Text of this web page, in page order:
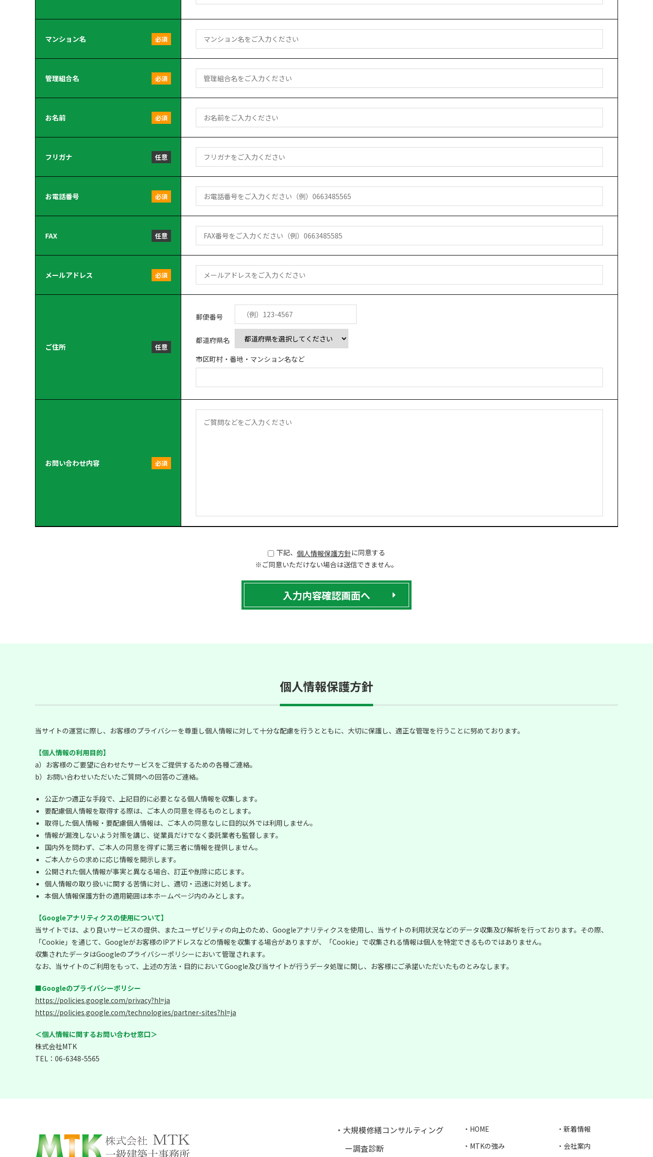
マンション名 必須
管理組合名 必須
お名前 必須
フリガナ 任意
お電話番号 必須
FAX 任意
メールアドレス 必須
ご住所 任意
郵便番号
都道府県名
市区町村・番地・マンション名など
お問い合わせ内容 必須
下記、 個人情報保護方針に同意する
※ご同意いただけない場合は送信できません。
個人情報保護方針
当サイトの運営に際し、お客様のプライバシーを尊重し個人情報に対して十分な配慮を行うとともに、大切に保護し、適正な管理を行うことに努めております。
【個人情報の利用目的】
a）お客様のご要望に合わせたサービスをご提供するための各種ご連絡。
b）お問い合わせいただいたご質問への回答のご連絡。
公正かつ適正な手段で、上記目的に必要となる個人情報を収集します。
要配慮個人情報を取得する際は、ご本人の同意を得るものとします。
取得した個人情報・要配慮個人情報は、ご本人の同意なしに目的以外では利用しません。
情報が漏洩しないよう対策を講じ、従業員だけでなく委託業者も監督します。
国内外を問わず、ご本人の同意を得ずに第三者に情報を提供しません。
ご本人からの求めに応じ情報を開示します。
公開された個人情報が事実と異なる場合、訂正や削除に応じます。
個人情報の取り扱いに関する苦情に対し、適切・迅速に対処します。
本個人情報保護方針の適用範囲は本ホームページ内のみとします。
【Googleアナリティクスの使用について】
当サイトでは、より良いサービスの提供、またユーザビリティの向上のため、Googleアナリティクスを使用し、当サイトの利用状況などのデータ収集及び解析を行っております。その際、
「Cookie」を通じて、Googleがお客様のIPアドレスなどの情報を収集する場合がありますが、「Cookie」で収集される情報は個人を特定できるものではありません。
収集されたデータはGoogleのプライバシーポリシーにおいて管理されます。
なお、当サイトのご利用をもって、上述の方法・目的においてGoogle及び当サイトが行うデータ処理に関し、お客様にご承諾いただいたものとみなします。
■Googleのプライバシーポリシー
https://policies.google.com/privacy?hl=ja
https://policies.google.com/technologies/partner-sites?hl=ja
＜個人情報に関するお問い合わせ窓口＞
株式会社MTK
TEL： 06-6348-5565
・大規模修繕コンサルティング
ー調査診断
・HOME
・MTKの強み
・新着情報
・会社案内